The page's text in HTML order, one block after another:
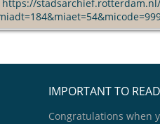
https://
IMPORTANT TO
Congratulations when